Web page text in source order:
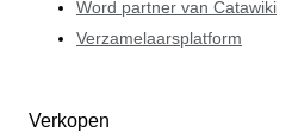
Word partner van Catawiki
Verzamelaarsplatform
Verkopen